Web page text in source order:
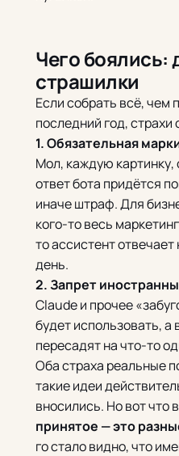
Чего боялись:
страшилки
Если собрать всё, чем
последний год,
1. Обязательная
Мол, каждую картинку,
ответ бота придётся
иначе штраф. Для
кого-то весь
то ассистент
день.
2. Запрет
Claude и прочее
будет использовать, а
пересадят на что-то
Оба страха реальные
такие идеи
вносились. Но вот что
принятое — это
го стало видно, что